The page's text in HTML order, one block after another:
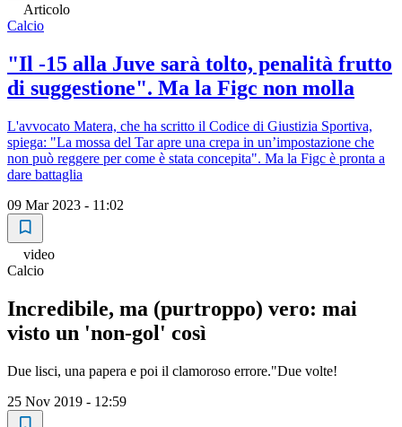
Articolo
Calcio
"Il -15 alla Juve sarà tolto, penalità frutto
di suggestione". Ma la Figc non molla
L'avvocato Matera, che ha scritto il Codice di Giustizia Sportiva,
spiega: "La mossa del Tar apre una crepa in un’impostazione che
non può reggere per come è stata concepita". Ma la Figc è pronta a
dare battaglia
09 Mar 2023 - 11:02
video
Calcio
Incredibile, ma (purtroppo) vero: mai
visto un 'non-gol' così
Due lisci, una papera e poi il clamoroso errore."Due volte!
25 Nov 2019 - 12:59